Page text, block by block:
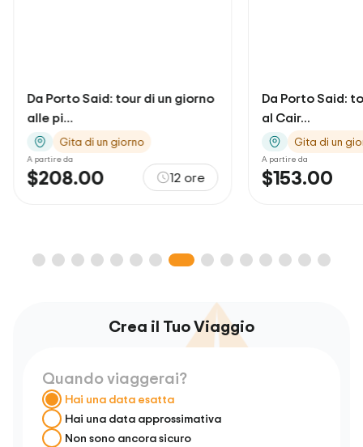
Da Porto Said: tour di un giorno
alle pi...
Gita di un giorno
A partire da
$208.00 12 ore
Da Porto Said:
al Cair...
Gita di un
A partire da
$153.00
Crea il Tuo Viaggio
Quando viaggerai?
Hai una data esatta
Hai una data approssimativa
Non sono ancora sicuro